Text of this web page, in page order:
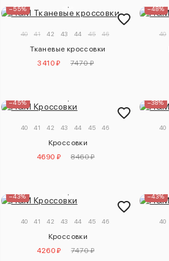
–55%
40 41 42 43 44 45 46
Тканевые кроссовки
3410 ₽
7470 ₽
–48%
40
–45%
40 41 42 43 44 45 46
Кроссовки
4690 ₽
8460 ₽
–38%
40
–43%
40 41 42 43 44 45 46
Кроссовки
4260 ₽
7470 ₽
–43%
40